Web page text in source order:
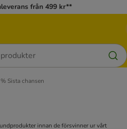
från 499 kr**
% Sista chansen
innan de försvinner ur vårt